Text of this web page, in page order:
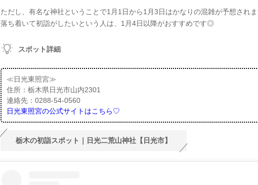
ただし、有名な神社ということで1月1日から1月3日はかなりの混雑が予想されま
落ち着いて初詣がしたいという人は、1月4日以降がおすすめです◎
スポット詳細
≪日光東照宮≫
住所：栃木県日光市山内2301
連絡先：0288-54-0560
日光東照宮の公式サイトはこちら♡
栃木の初詣スポット｜日光二荒山神社【日光市】